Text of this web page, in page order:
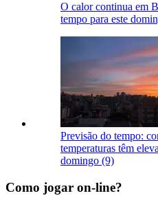
O calor continua em
tempo para este
Previsão do tempo:
temperaturas têm
domingo (9)
Como jogar on-line?